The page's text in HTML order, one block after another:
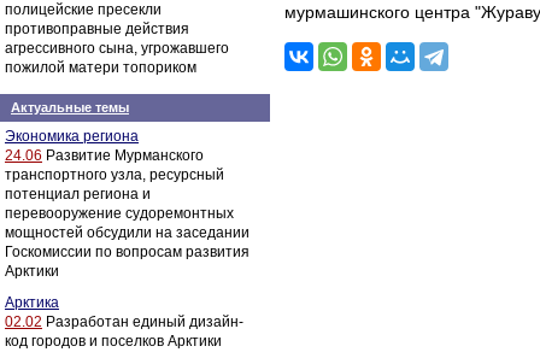
полицейские пресекли
противоправные действия
агрессивного сына, угрожавшего
пожилой матери топориком
Актуальные темы
Экономика региона
24.06 Развитие Мурманского
транспортного узла, ресурсный
потенциал региона и
перевооружение судоремонтных
мощностей обсудили на заседании
Госкомиссии по вопросам развития
Арктики
Арктика
02.02 Разработан единый дизайн-
код городов и поселков Арктики
мурмашинского центра